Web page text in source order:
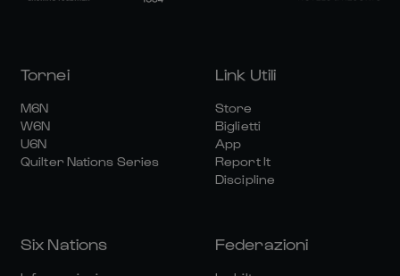
Tornei
M6N
W6N
U6N
Quilter Nations Series
Link Utili
Store
Biglietti
App
Report It
Discipline
Six Nations Federazioni